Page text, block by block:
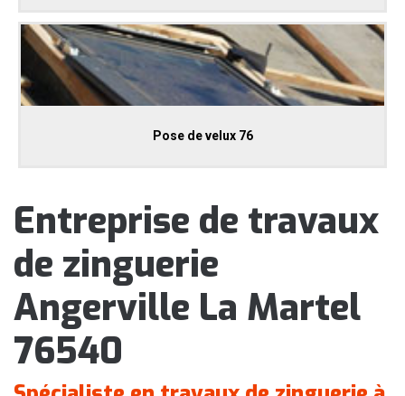
Pose de velux 76
Entreprise de travaux
de zinguerie
Angerville La Martel
76540